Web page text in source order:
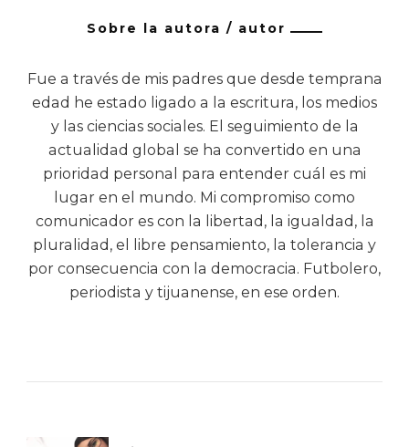
Sobre la autora / autor
Fue a través de mis padres que desde temprana
edad he estado ligado a la escritura, los medios
y las ciencias sociales. El seguimiento de la
actualidad global se ha convertido en una
prioridad personal para entender cuál es mi
lugar en el mundo. Mi compromiso como
comunicador es con la libertad, la igualdad, la
pluralidad, el libre pensamiento, la tolerancia y
por consecuencia con la democracia. Futbolero,
periodista y tijuanense, en ese orden.